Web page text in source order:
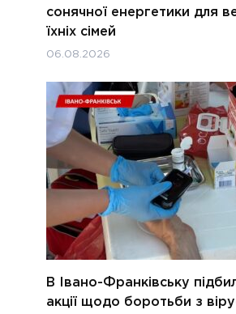
сонячної енергетики для
їхніх сімей
06.08.2026
В Івано-Франківську
акції щодо боротьби з